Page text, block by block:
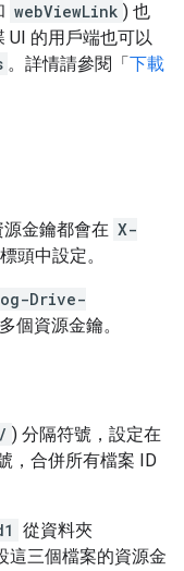
webViewLink ) 也
UI 的用戶端也可以
。詳情請參閱「下載
金鑰都會在 X-
頭中設定。
Drive-
個資源金鑰。
/ ) 分隔符號，設定在
，合併所有檔案 ID
從資料夾
這三個檔案的資源金